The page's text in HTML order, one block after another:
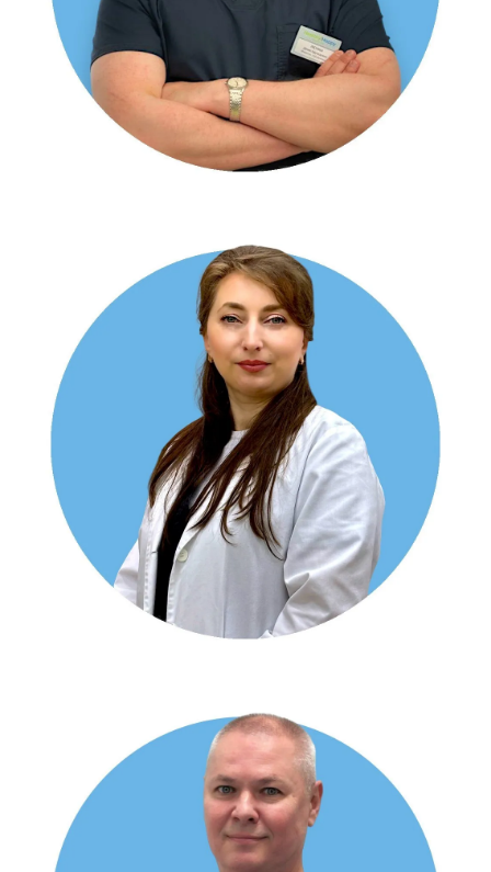
ЛІСІЧКІН Денис Едуардович
мамолог, хірург, онкохірург, УЗД-фахівець
ПАВЛЕНКО Наталія Василівна